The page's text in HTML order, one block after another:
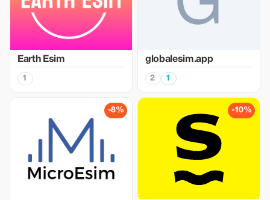
Earth Esim
1
globalesim.app
2 1
-8% -10%